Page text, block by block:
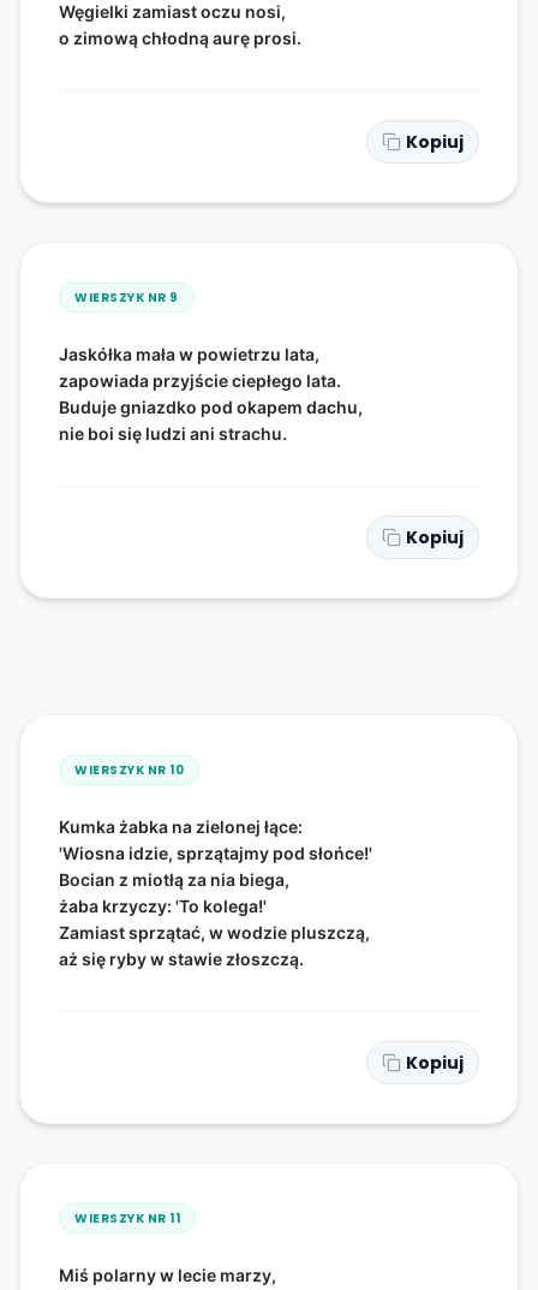
Węgielki zamiast oczu nosi,
o zimową chłodną aurę prosi.
Kopiuj
WIERSZYK NR 9
Jaskółka mała w powietrzu lata,
zapowiada przyjście ciepłego lata.
Buduje gniazdko pod okapem dachu,
nie boi się ludzi ani strachu.
Kopiuj
WIERSZYK NR 10
Kumka żabka na zielonej łące:
'Wiosna idzie, sprzątajmy pod słońce!'
Bocian z miotłą za nia biega,
żaba krzyczy: 'To kolega!'
Zamiast sprzątać, w wodzie pluszczą,
aż się ryby w stawie złoszczą.
Kopiuj
WIERSZYK NR 11
Miś polarny w lecie marzy,